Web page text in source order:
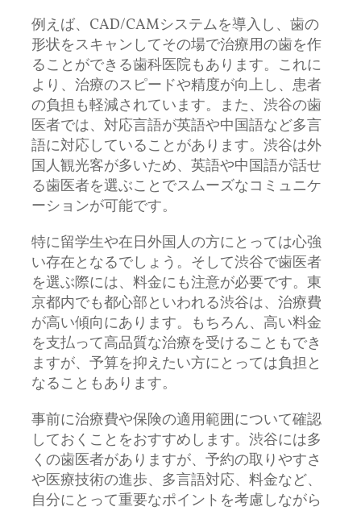
例えば、CAD/CAMシステムを導入し、歯の
形状をスキャンしてその場で治療用の歯を作
ることができる歯科医院もあります。これに
より、治療のスピードや精度が向上し、患者
の負担も軽減されています。また、渋谷の歯
医者では、対応言語が英語や中国語など多言
語に対応していることがあります。渋谷は外
国人観光客が多いため、英語や中国語が話せ
る歯医者を選ぶことでスムーズなコミュニケ
ーションが可能です。
特に留学生や在日外国人の方にとっては心強
い存在となるでしょう。そして渋谷で歯医者
を選ぶ際には、料金にも注意が必要です。東
京都内でも都心部といわれる渋谷は、治療費
が高い傾向にあります。もちろん、高い料金
を支払って高品質な治療を受けることもでき
ますが、予算を抑えたい方にとっては負担と
なることもあります。
事前に治療費や保険の適用範囲について確認
しておくことをおすすめします。渋谷には多
くの歯医者がありますが、予約の取りやすさ
や医療技術の進歩、多言語対応、料金など、
自分にとって重要なポイントを考慮しながら